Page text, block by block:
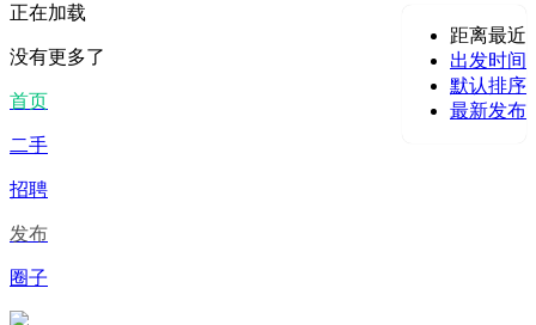
距离最近
出发时间
默认排序
最新发布
正在加载
没有更多了
首页
二手
招聘
发布
圈子